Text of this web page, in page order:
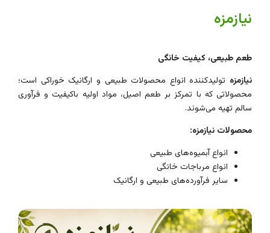
نیازمزه
طعم طبیعی، کیفیت خانگی
نیازمزه تولیدکننده انواع محصولات طبیعی و ارگانیک خوراکی است؛
محصولاتی که با تمرکز بر طعم اصیل، مواد اولیه باکیفیت و فرآوری
سالم تهیه می‌شوند.
محصولات نیازمزه:
انواع آبمیوه‌های طبیعی
انواع مرباجات خانگی
سایر فرآورده‌های طبیعی و ارگانیک